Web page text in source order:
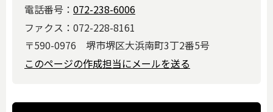
電話番号： 072-238-6006
ファクス：072-228-8161
〒590-0976 堺市堺区大浜南町3丁2番5号
このページの作成担当にメールを送る